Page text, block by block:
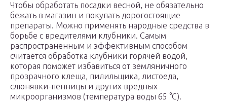
Чтобы обработать посадки весной, не обязательно
бежать в магазин и покупать дорогостоящие
препараты. Можно применять народные средства в
борьбе с вредителями клубники. Самым
распространенным и эффективным способом
считается обработка клубники горячей водой,
которая поможет избавиться от земляничного
прозрачного клеща, пилильщика, листоеда,
слюнявки-пенницы и других вредных
микроорганизмов (температура воды 65 °С).